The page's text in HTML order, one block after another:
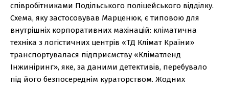
співробітниками Подільського поліцейського відділку.
Схема, яку застосовував Марценюк, є типовою для
внутрішніх корпоративних махінацій: кліматична
техніка з логістичних центрів «ТД Клімат Країни»
транспортувалася підприємству «Кліматленд
Інжиніринг», яке, за даними детективів, перебувало
під його безпосереднім кураторством. Жодних